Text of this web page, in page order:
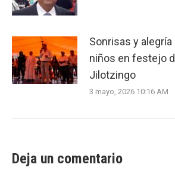
Sonrisas y
niños en festejo
Jilotzingo
3 mayo, 2026 10:16 AM
Deja un comentario